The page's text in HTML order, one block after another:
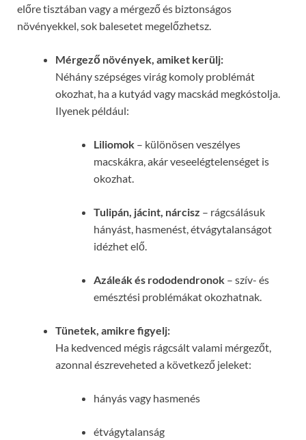
előre tisztában vagy a mérgező és biztonságos
növényekkel, sok balesetet megelőzhetsz.
Mérgező növények, amiket kerülj:
Néhány szépséges virág komoly problémát
okozhat, ha a kutyád vagy macskád megkóstolja.
Ilyenek például:
Liliomok – különösen veszélyes
macskákra, akár veseelégtelenséget is
okozhat.
Tulipán, jácint, nárcisz – rágcsálásuk
hányást, hasmenést, étvágytalanságot
idézhet elő.
Azáleák és rododendronok – szív- és
emésztési problémákat okozhatnak.
Tünetek, amikre figyelj:
Ha kedvenced mégis rágcsált valami mérgezőt,
azonnal észreveheted a következő jeleket:
hányás vagy hasmenés
étvágytalanság